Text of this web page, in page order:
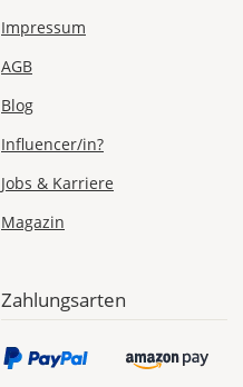
Impressum
AGB
Blog
Influencer/in?
Jobs & Karriere
Magazin
Zahlungsarten